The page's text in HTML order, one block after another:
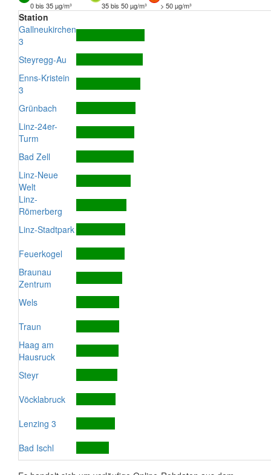
0 bis 35 µg/m³
35 bis 50 µg/m³ > 50 µg/m³
Station
Gallneukirchen
3
Steyregg-Au
Enns-Kristein
3
Grünbach
Linz-24er-
Turm
Bad Zell
Linz-Neue
Welt
Linz-
Römerberg
Linz-Stadtpark
Feuerkogel
Braunau
Zentrum
Wels
Traun
Haag am
Hausruck
Steyr
Vöcklabruck
Lenzing 3
Bad Ischl